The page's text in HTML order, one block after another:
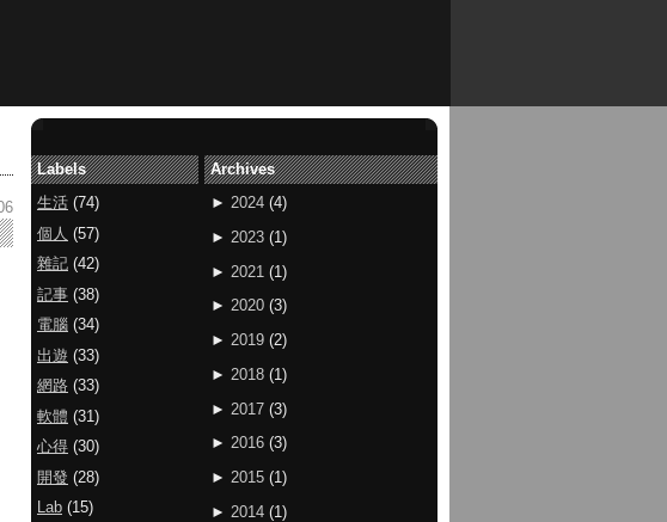
Archives
► 2024 (4)
► 2023 (1 )
► 2021 (1)
► 2020 (3)
► 2019 (2)
► 2018 (1 )
► 2017 (3)
► 2016 (3)
► 2015 (1)
► 2014 (1 )
Labels
生活 (74)
個人 (57)
雜記 (42)
記事 (38)
電腦 (34)
出遊 (33)
網路 (33)
軟體 (31)
心得 (30)
開發 (28)
Lab (15)